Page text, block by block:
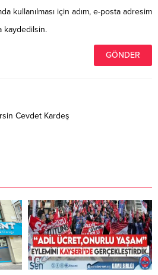
kullanılması için adım, e-posta adresim
kaydedilsin.
Cevdet Kardeş